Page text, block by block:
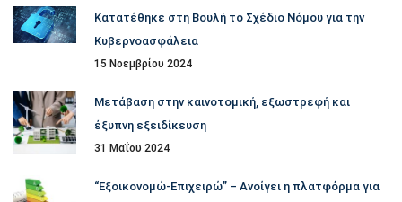
Κατατέθηκε στη Βουλή το Σχέδιο Νόμου για την
Κυβερνοασφάλεια
15 Νοεμβρίου 2024
Μετάβαση στην καινοτομική, εξωστρεφή και
έξυπνη εξειδίκευση
31 Μαΐου 2024
“Εξοικονομώ-Επιχειρώ” – Ανοίγει η πλατφόρμα για